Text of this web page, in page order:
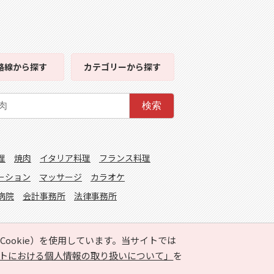
）を使用しています。当サイトでは
における個人情報の取り扱いについて」 を
線から探す カテゴリーから探す
検索
焼肉 イタリア料理
フランス料理
ション マッサージ
カラオケ
院 会計事務所 法律事務所